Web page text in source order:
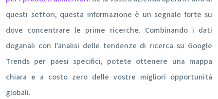
questi settori, questa informazione è un segnale forte su
dove concentrare le prime ricerche. Combinando i dati
doganali con l’analisi delle tendenze di ricerca su Google
Trends per paesi specifici, potete ottenere una mappa
chiara e a costo zero delle vostre migliori opportunità
globali.